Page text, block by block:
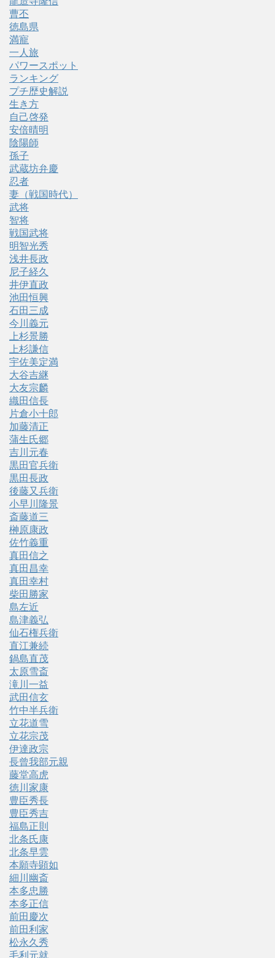
曹丕
徳島県
満寵
一人旅
パワースポット
ランキング
プチ歴史解説
生き方
自己啓発
安倍晴明
陰陽師
孫子
武蔵坊弁慶
忍者
妻（戦国時代）
武将
智将
戦国武将
明智光秀
浅井長政
尼子経久
井伊直政
池田恒興
石田三成
今川義元
上杉景勝
上杉謙信
宇佐美定満
大谷吉継
大友宗麟
織田信長
片倉小十郎
加藤清正
蒲生氏郷
吉川元春
黒田官兵衛
黒田長政
後藤又兵衛
小早川隆景
斎藤道三
榊原康政
佐竹義重
真田信之
真田昌幸
真田幸村
柴田勝家
島左近
島津義弘
仙石権兵衛
直江兼続
鍋島直茂
太原雪斎
滝川一益
武田信玄
竹中半兵衛
立花道雪
立花宗茂
伊達政宗
長曾我部元親
藤堂高虎
徳川家康
豊臣秀長
豊臣秀吉
福島正則
北条氏康
北条早雲
本願寺顕如
細川幽斎
本多忠勝
本多正信
前田慶次
前田利家
松永久秀
毛利元就